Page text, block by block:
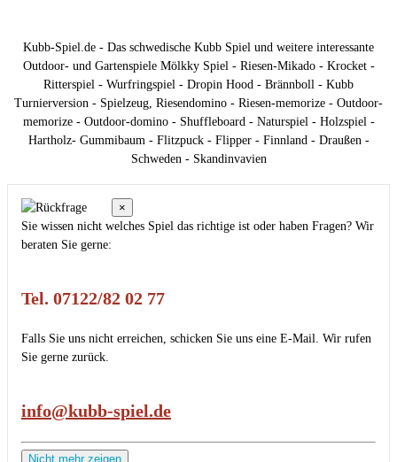
Kubb-Spiel.de - Das schwedische Kubb Spiel und weitere interessante
Outdoor- und Gartenspiele Mölkky Spiel - Riesen-Mikado - Krocket -
Ritterspiel - Wurfringspiel - Dropin Hood - Brännboll - Kubb
Turnierversion - Spielzeug, Riesendomino - Riesen-memorize - Outdoor-
memorize - Outdoor-domino - Shuffleboard - Naturspiel - Holzspiel -
Hartholz- Gummibaum - Flitzpuck - Flipper - Finnland - Draußen -
Schweden - Skandinvavien
×
Sie wissen nicht welches Spiel das richtige ist oder haben Fragen? Wir
beraten Sie gerne:
Tel. 07122/82 02 77
Falls Sie uns nicht erreichen, schicken Sie uns eine E-Mail. Wir rufen
Sie gerne zurück.
info@kubb-spiel.de
Nicht mehr zeigen